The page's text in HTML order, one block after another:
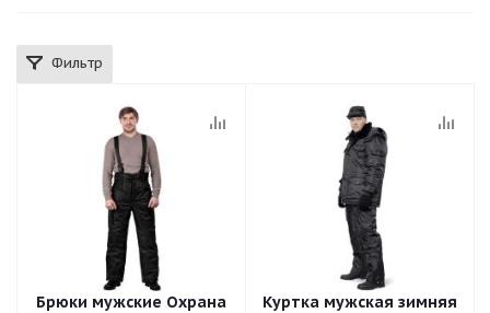
Фильтр
Брюки мужские Охрана
Куртка мужская зимняя